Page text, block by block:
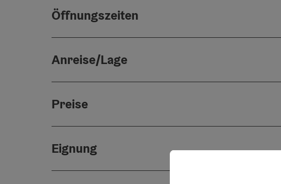
Öffnungszeiten
Anreise/Lage
Preise
Eignung